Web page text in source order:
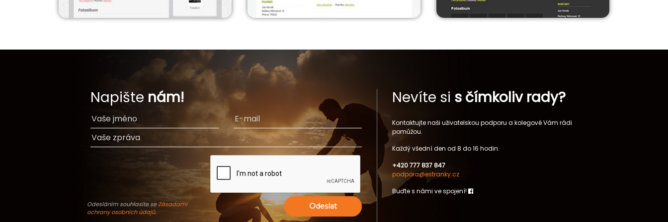
Napište nám!
Odesláním souhlasíte seZásadami
ochrany osobních údajů.
Odeslat
Nevíte si s čímkoliv rady?
Kontaktujte naši uživatelskou podporu a kolegové Vám rádi
pomůžou.
Každý všední den od 8 do 16 hodin.
+420 777 837 847
podpora@estranky.cz
Buďte s námi ve spojení!